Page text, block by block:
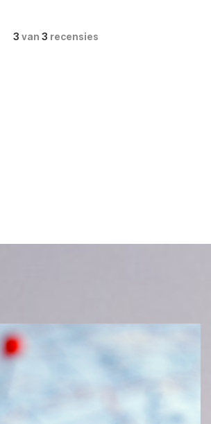
3 van 3 recensies